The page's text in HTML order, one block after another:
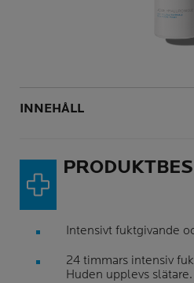
INNEHÅLL
Intensivt fuktgivande
24 timmars intensiv
Huden upplevs